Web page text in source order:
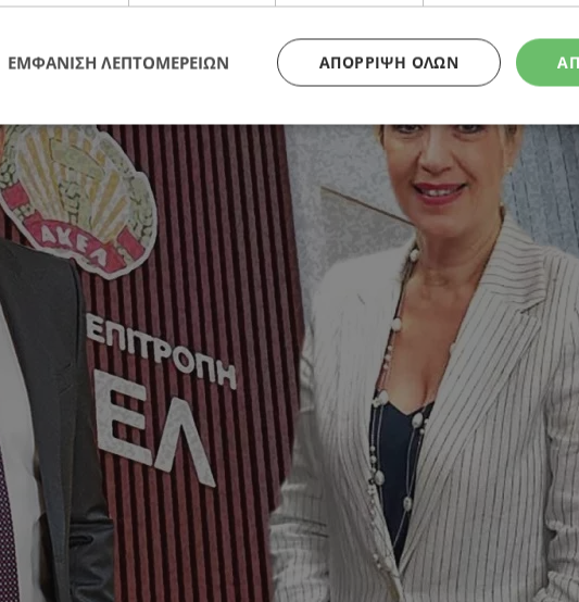
ΑΠΌΡΡΙΨΗ ΌΛΩΝ
ΕΜΦΑΝΙΣΗ ΛΕΠΤΟΜΕΡΕΙΩΝ